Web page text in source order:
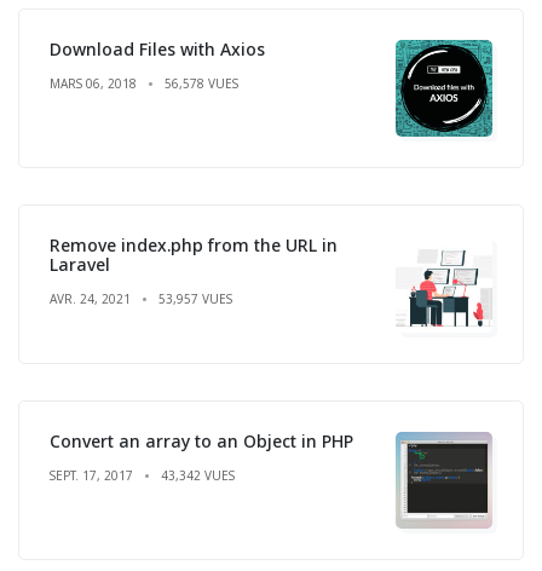
Download Files with Axios
MARS 06, 2018 56,578 VUES
Remove index.php from the URL in
Laravel
AVR. 24, 2021 53,957 VUES
Convert an array to an Object in PHP
SEPT. 17, 2017 43,342 VUES